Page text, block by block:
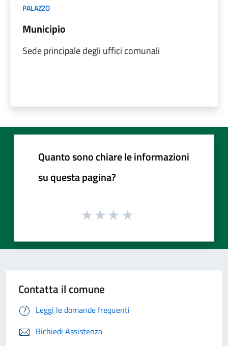
PALAZZO
Municipio
Sede principale degli uffici comunali
Quanto sono chiare le informazioni
su questa pagina?
Contatta il comune
Leggi le domande frequenti
Richiedi Assistenza